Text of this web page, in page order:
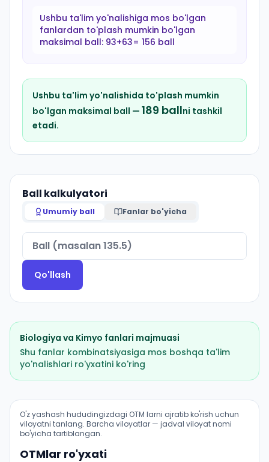
Ushbu ta'lim yo'nalishiga mos bo'lgan
fanlardan to'plash mumkin bo'lgan
maksimal ball: 93+63= 156 ball
Ushbu ta'lim yo'nalishida to'plash mumkin
bo'lgan maksimal ball — 189 ballni tashkil
etadi.
Ball kalkulyatori
Umumiy ball Fanlar bo'yicha
Qo'llash
Biologiya va Kimyo fanlari majmuasi
Shu fanlar kombinatsiyasiga mos boshqa ta'lim
yo'nalishlari ro'yxatini ko'ring
Davolash ishi (Qanlikoʻl tumani): OTM lar bo'yicha
O'z yashash hududingizdagi OTM larni ajratib ko'rish uchun
viloyatni tanlang. Barcha viloyatlar — jadval viloyat nomi
bo'yicha tartiblangan.
OTMlar ro'yxati